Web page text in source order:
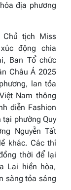
địa phương
tịch Miss
động chia
Ban Tổ chức
Châu Á 2025
lan tỏa
Nam thông
diễn Fashion
tại phường Quy
Nguyễn Tất
khác. Các thí
thời để lại
Lai hiền hòa,
sàng tỏa sáng